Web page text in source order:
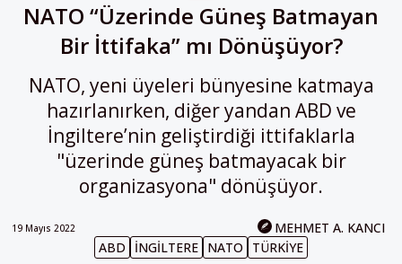
NATO “Üzerinde Güneş Batmayan
Bir İttifaka” mı Dönüşüyor?
NATO, yeni üyeleri bünyesine katmaya
hazırlanırken, diğer yandan ABD ve
İngiltere’nin geliştirdiği ittifaklarla
"üzerinde güneş batmayacak bir
organizasyona" dönüşüyor.
19 Mayıs 2022
MEHMET A. KANCI
ABD
İNGILTERE NATO TÜRKIYE